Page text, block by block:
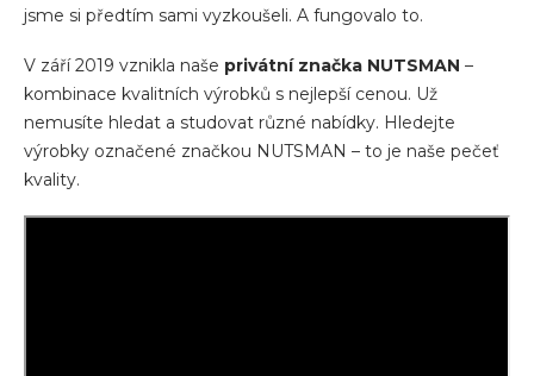
jsme si předtím sami vyzkoušeli. A fungovalo to.
V září 2019 vznikla naše privátní značka NUTSMAN –
kombinace kvalitních výrobků s nejlepší cenou. Už
nemusíte hledat a studovat různé nabídky. Hledejte
výrobky označené značkou NUTSMAN – to je naše pečeť
kvality.